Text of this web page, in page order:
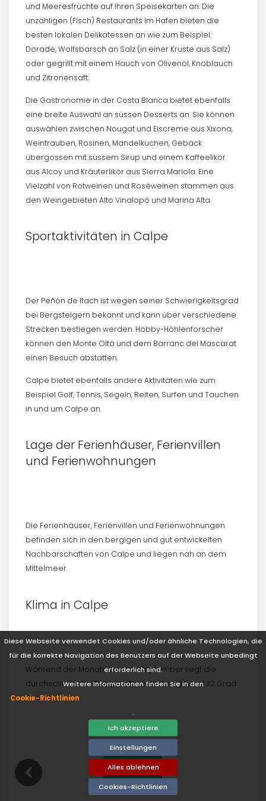
Diese Webseite verwendet Cookies und/oder ähnliche Technologien, die
für die korrekte Navigation des Benutzers auf der Webseite unbedingt
erforderlich sind.
Weitere Informationen finden Sie in den
Cookie-Richtlinien
.
Ich akzeptiere
Einstellungen
Alles ablehnen
Cookies-Richtlinien
und Meeresfrüchte auf Ihren Speisekarten an. Die
unzähligen (Fisch) Restaurants im Hafen bieten die
besten lokalen Delikatessen an wie zum Beispiel:
Dorade, Wolfsbarsch an Salz (in einer Kruste aus Salz)
oder gegrillt mit einem Hauch von Olivenöl, Knoblauch
und Zitronensaft.
Die Gastronomie in der Costa Blanca bietet ebenfalls
eine breite Auswahl an süssen Desserts an. Sie können
auswählen zwischen Nougat und Eiscreme aus Xixona,
Weintrauben, Rosinen, Mandelkuchen, Gebäck
übergossen mit süssem Sirup und einem Kaffeelikör
aus Alcoy und Kräuterlikör aus Sierra Mariola. Eine
Vielzahl von Rotweinen und Roséweinen stammen aus
den Weingebieten Alto Vinalopó und Marina Alta.
Sportaktivitäten in Calpe
Der Peñón de Ifach ist wegen seiner Schwierigkeitsgrad
bei Bergsteigern bekannt und kann über verschiedene
Strecken bestiegen werden. Hobby-Höhlenforscher
können den Monte Oltá und dem Barranc del Mascarat
einen Besuch abstatten.
Calpe bietet ebenfalls andere Aktivitäten wie zum
Beispiel Golf, Tennis, Segeln, Reiten, Surfen und Tauchen
in und um Calpe an.
Lage der Ferienhäuser, Ferienvillen
und Ferienwohnungen
Die Ferienhäuser, Ferienvillen und Ferienwohnungen
befinden sich in den bergigen und gut entwickelten
Nachbarschaften von Calpe und liegen nah an dem
Mittelmeer.
Klima in Calpe
Während der Monate Juni bis September liegt die
durchschnittliche Temperatur zwischen 29 und 32 Grad
Celsius.
BACK